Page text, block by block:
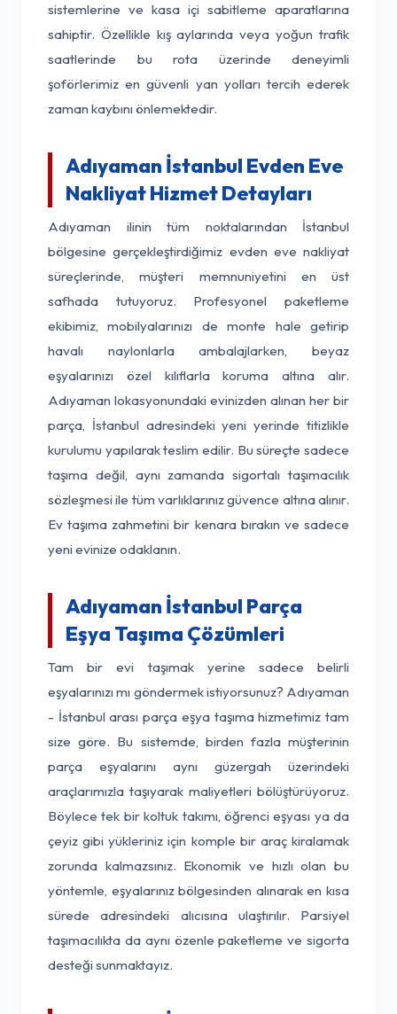
sistemlerine ve kasa içi sabitleme aparatlarına
sahiptir. Özellikle kış aylarında veya yoğun trafik
saatlerinde bu rota üzerinde deneyimli
şoförlerimiz en güvenli yan yolları tercih ederek
zaman kaybını önlemektedir.
Adıyaman İstanbul Evden Eve
Nakliyat Hizmet Detayları
Adıyaman ilinin tüm noktalarından İstanbul
bölgesine gerçekleştirdiğimiz evden eve nakliyat
süreçlerinde, müşteri memnuniyetini en üst
safhada tutuyoruz. Profesyonel paketleme
ekibimiz, mobilyalarınızı de monte hale getirip
havalı naylonlarla ambalajlarken, beyaz
eşyalarınızı özel kılıflarla koruma altına alır.
Adıyaman lokasyonundaki evinizden alınan her bir
parça, İstanbul adresindeki yeni yerinde titizlikle
kurulumu yapılarak teslim edilir. Bu süreçte sadece
taşıma değil, aynı zamanda sigortalı taşımacılık
sözleşmesi ile tüm varlıklarınız güvence altına alınır.
Ev taşıma zahmetini bir kenara bırakın ve sadece
yeni evinize odaklanın.
Adıyaman İstanbul Parça
Eşya Taşıma Çözümleri
Tam bir evi taşımak yerine sadece belirli
eşyalarınızı mı göndermek istiyorsunuz? Adıyaman
- İstanbul arası parça eşya taşıma hizmetimiz tam
size göre. Bu sistemde, birden fazla müşterinin
parça eşyalarını aynı güzergah üzerindeki
araçlarımızla taşıyarak maliyetleri bölüştürüyoruz.
Böylece tek bir koltuk takımı, öğrenci eşyası ya da
çeyiz gibi yükleriniz için komple bir araç kiralamak
zorunda kalmazsınız. Ekonomik ve hızlı olan bu
yöntemle, eşyalarınız bölgesinden alınarak en kısa
sürede adresindeki alıcısına ulaştırılır. Parsiyel
taşımacılıkta da aynı özenle paketleme ve sigorta
desteği sunmaktayız.